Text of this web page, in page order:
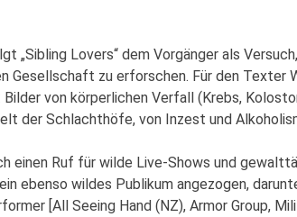
„Sibling Lovers“ dem Vorgänger als
Gesellschaft zu erforschen. Für den Texter
Bilder von körperlichen Verfall (Krebs,
der Schlachthöfe, von Inzest und
einen Ruf für wilde Live-Shows und
ebenso wildes Publikum angezogen,
[All Seeing Hand (NZ), Armor Group,